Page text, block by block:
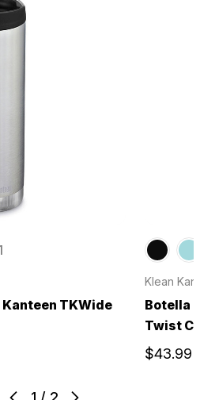
TKWide
Klean
Botella
Twist
$43.99